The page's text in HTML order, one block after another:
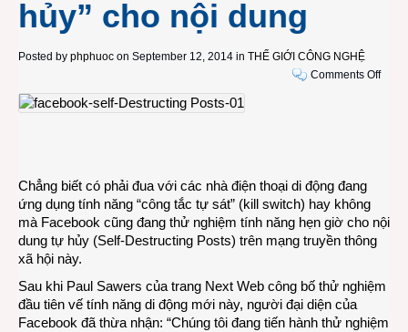
hủy” cho nội dung
Posted by phphuoc on September 12, 2014 in THẾ GIỚI CÔNG NGHỆ
Comments Offon
tự
dung
Chẳng biết có phải đua với các nhà điện thoại di động đang
ứng dụng tính năng “công tắc tự sát” (kill switch) hay không
mà Facebook cũng đang thử nghiệm tính năng hẹn giờ cho nội
dung tự hủy (Self-Destructing Posts) trên mạng truyền thông
xã hội này.
Sau khi Paul Sawers của trang Next Web công bố thử nghiệm
đầu tiên vế tính năng di động mới này, người đại diện của
Facebook đã thừa nhận: “Chúng tôi đang tiến hành thử nghiệm